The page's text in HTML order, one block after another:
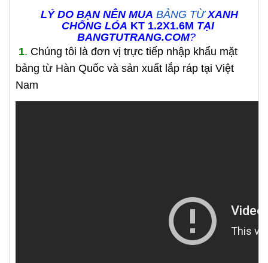
LÝ DO BẠN NÊN MUA BẢNG TỪXANH
CHỐNG LÓA KT 1.2X1.6M TẠI
BANGTUTRANG.COM?
1. Chúng tôi là đơn vị trực tiếp nhập khẩu mặt
bảng từ Hàn Quốc và sản xuất lắp ráp tại Việt
Nam